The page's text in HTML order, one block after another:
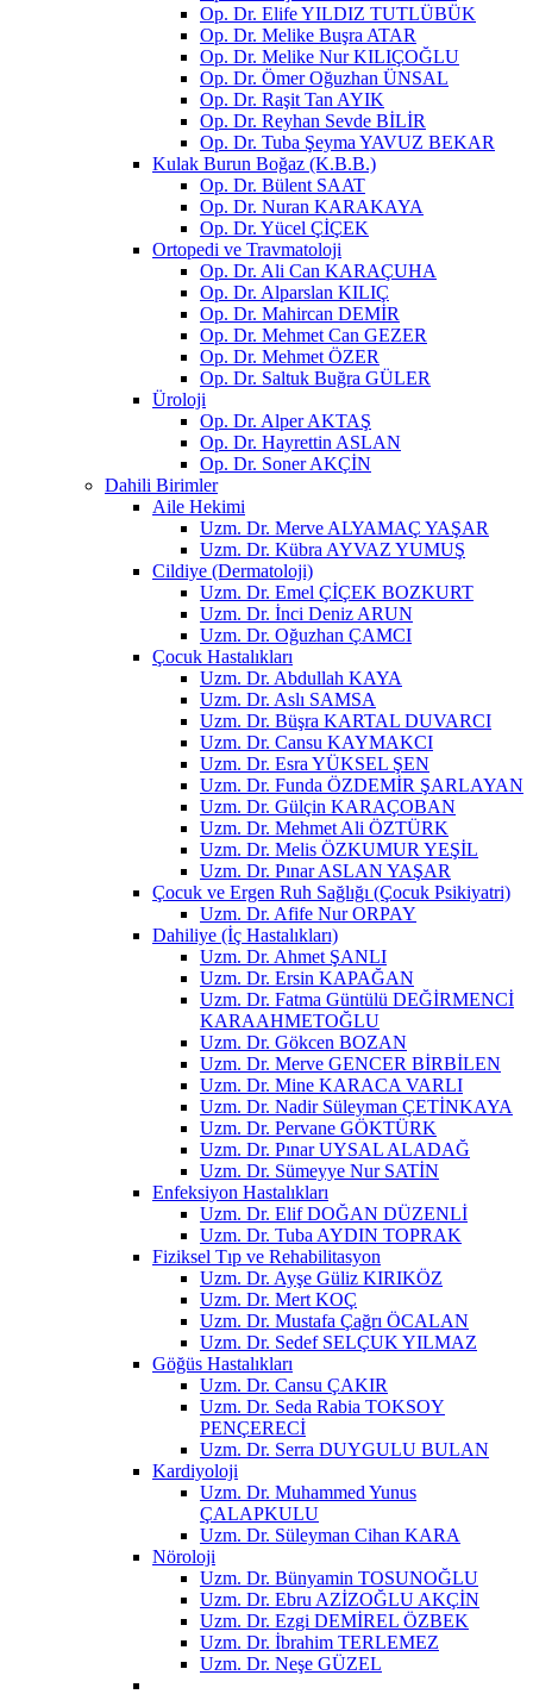
Op. Dr. Elife YILDIZ TUTLÜBÜK
Op. Dr. Melike Buşra ATAR
Op. Dr. Melike Nur KILIÇOĞLU
Op. Dr. Ömer Oğuzhan ÜNSAL
Op. Dr. Raşit Tan AYIK
Op. Dr. Reyhan Sevde BİLİR
Op. Dr. Tuba Şeyma YAVUZ BEKAR
Kulak Burun Boğaz (K.B.B.)
Op. Dr. Bülent SAAT
Op. Dr. Nuran KARAKAYA
Op. Dr. Yücel ÇİÇEK
Ortopedi ve Travmatoloji
Op. Dr. Ali Can KARAÇUHA
Op. Dr. Alparslan KILIÇ
Op. Dr. Mahircan DEMİR
Op. Dr. Mehmet Can GEZER
Op. Dr. Mehmet ÖZER
Op. Dr. Saltuk Buğra GÜLER
Üroloji
Op. Dr. Alper AKTAŞ
Op. Dr. Hayrettin ASLAN
Op. Dr. Soner AKÇİN
Dahili Birimler
Aile Hekimi
Uzm. Dr. Merve ALYAMAÇ YAŞAR
Uzm. Dr. Kübra AYVAZ YUMUŞ
Cildiye (Dermatoloji)
Uzm. Dr. Emel ÇİÇEK BOZKURT
Uzm. Dr. İnci Deniz ARUN
Uzm. Dr. Oğuzhan ÇAMCI
Çocuk Hastalıkları
Uzm. Dr. Abdullah KAYA
Uzm. Dr. Aslı SAMSA
Uzm. Dr. Büşra KARTAL DUVARCI
Uzm. Dr. Cansu KAYMAKCI
Uzm. Dr. Esra YÜKSEL ŞEN
Uzm. Dr. Funda ÖZDEMİR ŞARLAYAN
Uzm. Dr. Gülçin KARAÇOBAN
Uzm. Dr. Mehmet Ali ÖZTÜRK
Uzm. Dr. Melis ÖZKUMUR YEŞİL
Uzm. Dr. Pınar ASLAN YAŞAR
Çocuk ve Ergen Ruh Sağlığı (Çocuk Psikiyatri)
Uzm. Dr. Afife Nur ORPAY
Dahiliye (İç Hastalıkları)
Uzm. Dr. Ahmet ŞANLI
Uzm. Dr. Ersin KAPAĞAN
Uzm. Dr. Fatma Güntülü DEĞİRMENCİ
KARAAHMETOĞLU
Uzm. Dr. Gökcen BOZAN
Uzm. Dr. Merve GENCER BİRBİLEN
Uzm. Dr. Mine KARACA VARLI
Uzm. Dr. Nadir Süleyman ÇETİNKAYA
Uzm. Dr. Pervane GÖKTÜRK
Uzm. Dr. Pınar UYSAL ALADAĞ
Uzm. Dr. Sümeyye Nur SATİN
Enfeksiyon Hastalıkları
Uzm. Dr. Elif DOĞAN DÜZENLİ
Uzm. Dr. Tuba AYDIN TOPRAK
Fiziksel Tıp ve Rehabilitasyon
Uzm. Dr. Ayşe Güliz KIRIKÖZ
Uzm. Dr. Mert KOÇ
Uzm. Dr. Mustafa Çağrı ÖCALAN
Uzm. Dr. Sedef SELÇUK YILMAZ
Göğüs Hastalıkları
Uzm. Dr. Cansu ÇAKIR
Uzm. Dr. Seda Rabia TOKSOY
PENÇERECİ
Uzm. Dr. Serra DUYGULU BULAN
Kardiyoloji
Uzm. Dr. Muhammed Yunus
ÇALAPKULU
Uzm. Dr. Süleyman Cihan KARA
Nöroloji
Uzm. Dr. Bünyamin TOSUNOĞLU
Uzm. Dr. Ebru AZİZOĞLU AKÇİN
Uzm. Dr. Ezgi DEMİREL ÖZBEK
Uzm. Dr. İbrahim TERLEMEZ
Uzm. Dr. Neşe GÜZEL